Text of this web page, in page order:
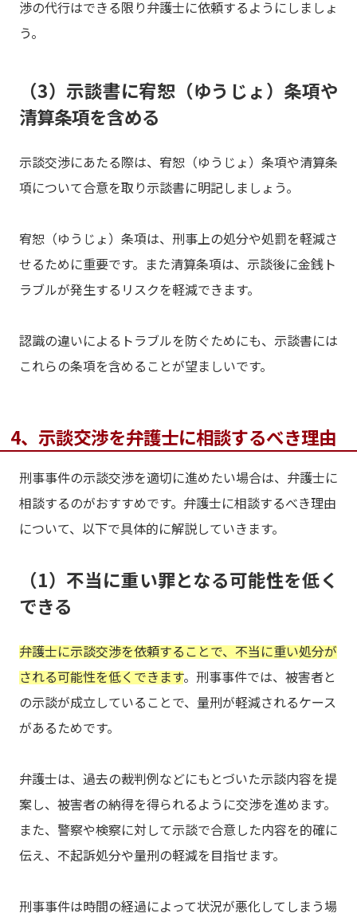
渉の代行はできる限り弁護士に依頼するようにしましょ
う。
（3）示談書に宥恕（ゆうじょ）条項や
清算条項を含める
示談交渉にあたる際は、宥恕（ゆうじょ）条項や清算条
項について合意を取り示談書に明記しましょう。
宥恕（ゆうじょ）条項は、刑事上の処分や処罰を軽減さ
せるために重要です。また清算条項は、示談後に金銭ト
ラブルが発生するリスクを軽減できます。
認識の違いによるトラブルを防ぐためにも、示談書には
これらの条項を含めることが望ましいです。
4、示談交渉を弁護士に相談するべき理由
刑事事件の示談交渉を適切に進めたい場合は、弁護士に
相談するのがおすすめです。弁護士に相談するべき理由
について、以下で具体的に解説していきます。
（1）不当に重い罪となる可能性を低く
できる
弁護士に示談交渉を依頼することで、不当に重い処分が
される可能性を低くできます。刑事事件では、被害者と
の示談が成立していることで、量刑が軽減されるケース
があるためです。
弁護士は、過去の裁判例などにもとづいた示談内容を提
案し、被害者の納得を得られるように交渉を進めます。
また、警察や検察に対して示談で合意した内容を的確に
伝え、不起訴処分や量刑の軽減を目指せます。
刑事事件は時間の経過によって状況が悪化してしまう場